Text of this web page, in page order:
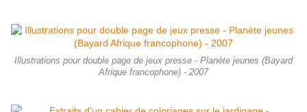
Illustrations pour double page de jeux presse - Planète jeunes (Bayard
Afrique francophone) - 2007